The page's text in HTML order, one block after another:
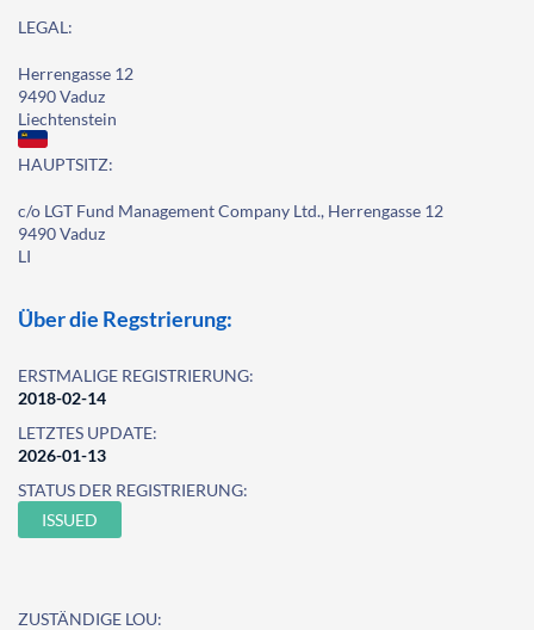
LEGAL:
Herrengasse 12
9490 Vaduz
Liechtenstein
HAUPTSITZ:
c/o LGT Fund Management Company Ltd., Herrengasse 12
9490 Vaduz
LI
Über die Regstrierung:
ERSTMALIGE REGISTRIERUNG:
2018-02-14
LETZTES UPDATE:
2026-01-13
STATUS DER REGISTRIERUNG:
ISSUED
ZUSTÄNDIGE LOU: